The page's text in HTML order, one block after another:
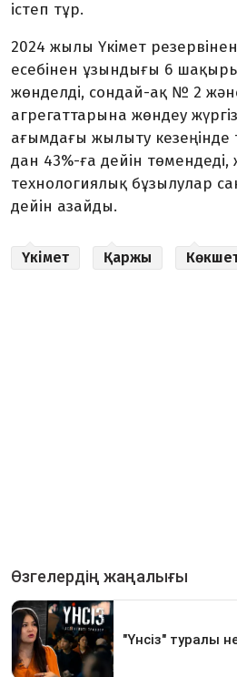
істеп тұр.
2024 жылы Үкімет
есебінен ұзындығы 6
жөнделді, сондай-ақ № 2
агрегаттарына жөндеу
ағымдағы жылыту кезеңінде
дан 43%-ға дейін төмендеді,
технологиялық бұзылулар
дейін азайды.
Үкімет Қаржы